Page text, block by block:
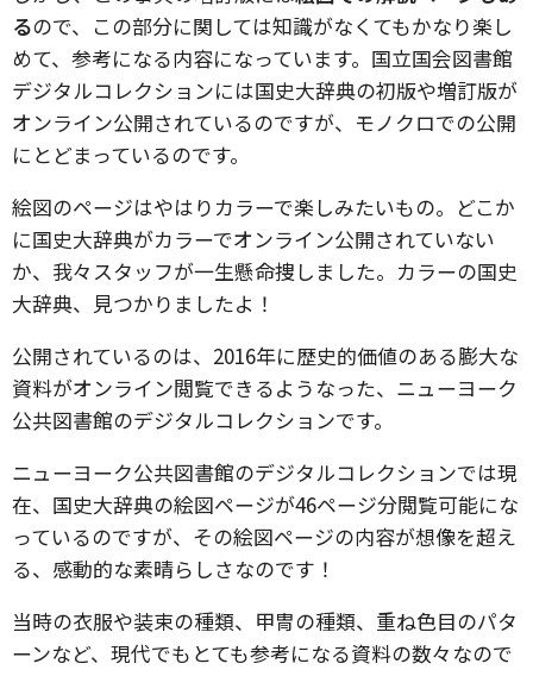
るので、この部分に関しては知識がなくてもかなり楽し
めて、参考になる内容になっています。国立国会図書館
デジタルコレクションには国史大辞典の初版や増訂版が
オンライン公開されているのですが、モノクロでの公開
にとどまっているのです。
絵図のページはやはりカラーで楽しみたいもの。どこか
に国史大辞典がカラーでオンライン公開されていない
か、我々スタッフが一生懸命捜しました。カラーの国史
大辞典、見つかりましたよ！
公開されているのは、2016年に歴史的価値のある膨大な
資料がオンライン閲覧できるようなった、ニューヨーク
公共図書館のデジタルコレクションです。
ニューヨーク公共図書館のデジタルコレクションでは現
在、国史大辞典の絵図ページが46ページ分閲覧可能にな
っているのですが、その絵図ページの内容が想像を超え
る、感動的な素晴らしさなのです！
当時の衣服や装束の種類、甲冑の種類、重ね色目のパタ
ーンなど、現代でもとても参考になる資料の数々なので